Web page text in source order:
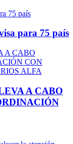
para 75 país
A CABO